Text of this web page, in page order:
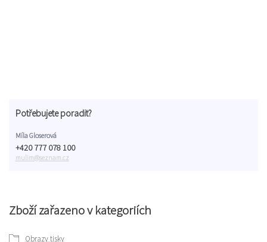
Zboží zařazeno v kategoriích
Obrazy tisky
Potřebujete poradit?
Míla Gloserová
+420 777 078 100
mulim@seznam.cz